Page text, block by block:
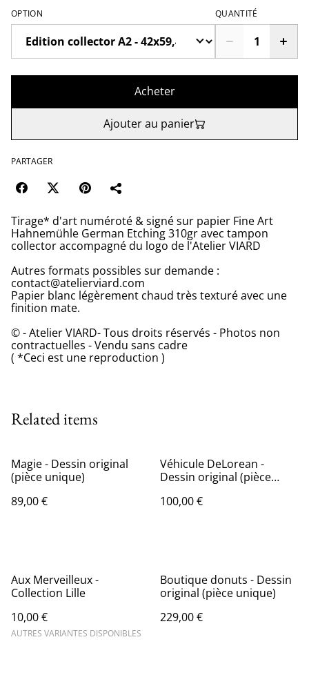
OPTION QUANTITÉ
Acheter
Ajouter au panier
PARTAGER
Tirage* d'art numéroté & signé sur papier Fine Art
Hahnemühle German Etching 310gr avec tampon
collector accompagné du logo de l'Atelier VIARD
Autres formats possibles sur demande :
contact@atelierviard.com
Papier blanc légèrement chaud très texturé avec une
finition mate.
© - Atelier VIARD- Tous droits réservés - Photos non
contractuelles - Vendu sans cadre
( *Ceci est une reproduction )
Related items
Magie - Dessin original
(pièce unique)
89,00 €
Véhicule DeLorean -
Dessin original (pièce
100,00 €
Aux Merveilleux -
Collection Lille
10,00 €
AUTRES VARIANTES DISPONIBLES
Boutique donuts - Dessin
original (pièce unique)
229,00 €